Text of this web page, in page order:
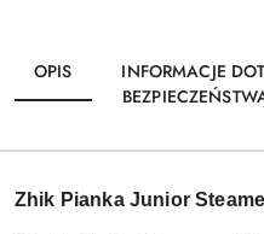
OPIS
INFORMACJE
Zhik Pianka Junior